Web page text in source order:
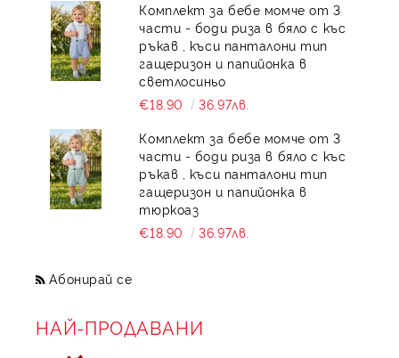
Комплект за бебе момче от 3
части - боди риза в бяло с къс
ръкав , къси панталони тип
гащеризон и папийонка в
светлосиньо
€18.90
36.97лв.
Комплект за бебе момче от 3
части - боди риза в бяло с къс
ръкав , къси панталони тип
гащеризон и папийонка в
тюркоаз
€18.90
36.97лв.
Абонирай се
НАЙ-ПРОДАВАНИ